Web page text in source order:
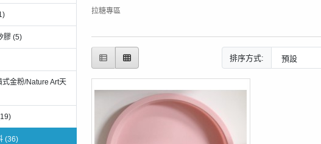
膠 (5)
式金粉/Nature Art天
(36)
拉糖專區
排序方式: